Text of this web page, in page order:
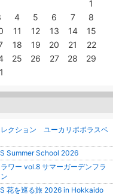
1
4 5 6 7
8
11 12 13 14
15
18 19 20 21
22
25 26 27 28
29
レクション ユーカリポポラスベ
Summer School 2026
ワー vol.8 サマーガーデンフラ
花を巡る旅 2026 in Hokkaido